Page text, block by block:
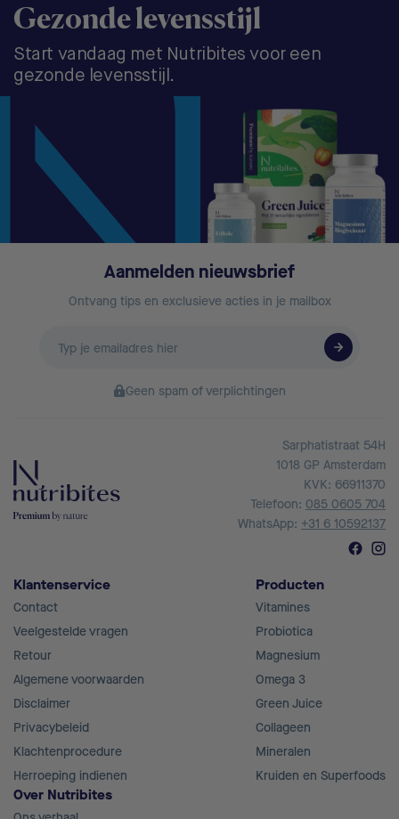
Gezonde levensstijl
Start vandaag met Nutribites voor een
gezonde levensstijl.
Aanmelden nieuwsbrief
Ontvang tips en exclusieve acties in je mailbox
Geen spam of verplichtingen
Sarphatistraat 54H
1018 GP Amsterdam
KVK: 66911370
Telefoon: 085 0605 704
WhatsApp: +31 6 10592137
Klantenservice
Contact
Veelgestelde vragen
Retour
Algemene voorwaarden
Disclaimer
Privacybeleid
Klachtenprocedure
Herroeping indienen
Producten
Vitamines
Probiotica
Magnesium
Omega 3
Green Juice
Collageen
Mineralen
Kruiden en Superfoods
Over Nutribites